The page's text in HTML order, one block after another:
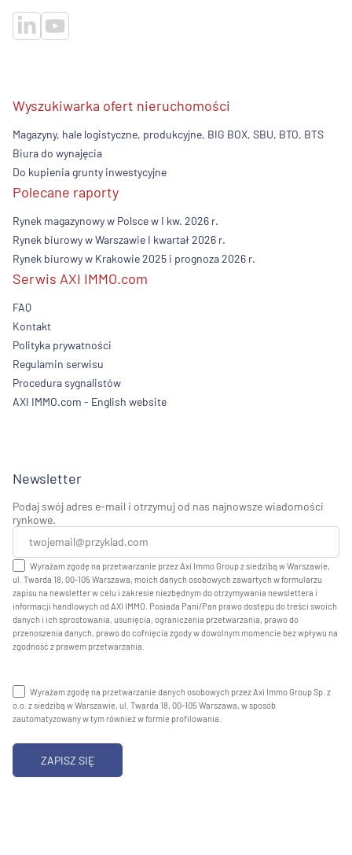
Wyszukiwarka ofert nieruchomości
Magazyny, hale logistyczne, produkcyjne, BIG BOX, SBU, BTO, BTS
Biura do wynajęcia
Do kupienia grunty inwestycyjne
Polecane raporty
Rynek magazynowy w Polsce w I kw. 2026 r.
Rynek biurowy w Warszawie I kwartał 2026 r.
Rynek biurowy w Krakowie 2025 i prognoza 2026 r.
Serwis AXI IMMO.com
FAQ
Kontakt
Polityka prywatności
Regulamin serwisu
Procedura sygnalistów
AXI IMMO.com - English website
Newsletter
Podaj swój adres e-mail i otrzymuj od nas najnowsze wiadomości
rynkowe.
Wyrażam zgodę na przetwarzanie przez Axi Immo Group z siedzibą w Warszawie,
ul. Twarda 18, 00-105 Warszawa, moich danych osobowych zawartych w formularzu
zapisu na newsletter w celu i zakresie niezbędnym do otrzymywania newslettera i
informacji handlowych od AXI IMMO. Posiada Pani/Pan prawo dostępu do treści swoich
danych i ich sprostowania, usunięcia, ograniczenia przetwarzania, prawo do
przenoszenia danych, prawo do cofnięcia zgody w dowolnym momencie bez wpływu na
zgodność z prawem przetwarzania.
Wyrażam zgodę na przetwarzanie danych osobowych przez Axi Immo Group Sp. z
o.o. z siedzibą w Warszawie, ul. Twarda 18, 00-105 Warszawa, w sposób
zautomatyzowany w tym również w formie profilowania.